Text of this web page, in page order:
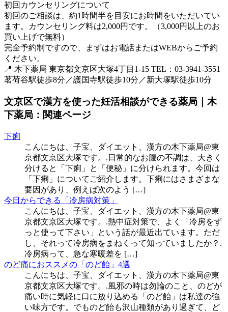
初回カウンセリングについて
初回のご相談は、約1時間半を目安にお時間をいただいてい
ます。カウンセリング料は2,000円です。（3,000円以上のお
買い上げで無料）
完全予約制ですので、まずはお電話またはWEBからご予約
ください。
📍 木下薬局 東京都文京区大塚4丁目1-15 TEL：03-3941-3551
茗荷谷駅徒歩8分／護国寺駅徒歩10分／新大塚駅徒歩10分
文京区で漢方を使った妊活相談ができる薬局｜木
下薬局：関連ページ
下痢
こんにちは、子宝、ダイエット、漢方の木下薬局@東
京都文京区大塚です。.日常的なお腹の不調は、大きく
分けると「下痢」と「便秘」に分けられます。今回は
「下痢」についてご紹介します。下痢にはさまざまな
要因があり、例えば次のよう […]
今日からできる「冷房病対策」
こんにちは、子宝、ダイエット、漢方の木下薬局@東
京都文京区大塚です。.熱中症対策で、よく「冷房をず
っと使って下さい」という話が最近出ています。ただ
し、それって冷房病をまねくって知っていましたか？.
冷房病って、急な寒暖差を […]
のど痛におススメの「のど飴」4選
こんにちは、子宝、ダイエット、漢方の木下薬局@東
京都文京区大塚です。.風邪の時は勿論のこと、のどが
痛い時に気軽に口に放り込める「のど飴」は私達の強
い味方です。でものど飴も沢山種類があり過ぎて、ど